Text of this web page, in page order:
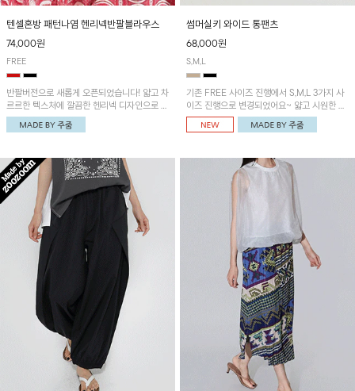
텐셀혼방 패턴나염 헨리넥반팔블라우스
74,000원
FREE
반팔버전으로 새롭게 오픈되었습니다! 얇고 차
르르한 텍스처에 깔끔한 헨리넥 디자인으로 제
작된 블라우스예요~볼륨감있는 소매 셔링과
세련된 나염패턴으로 유니크한 매력 UP!
썸머실키 와이드 통팬츠
68,000원
S,M,L
기존 FREE 사이즈 진행에서 S,M,L 3가지 사
이즈 진행으로 변경되었어요~ 얇고 시원한 원
단으로 제작된 와이드팬츠! 베이직한 디자인으
로 코디 활용도가 높은 아이템이에요~